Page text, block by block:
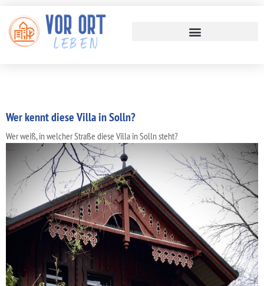
Wer kennt diese Villa in Solln?
Wer weiß, in welcher Straße diese Villa in Solln steht?